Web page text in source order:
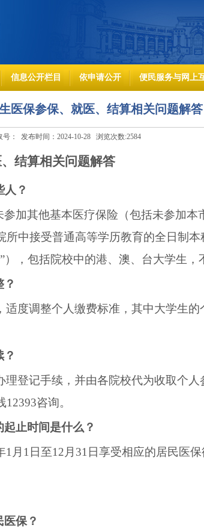
信息公开栏目 依申请公开 便民服务与网上
医保参保、就医、结算相关问题解答
号： 发布时间：2024-10-28 浏览次数:2584
结算相关问题解答
人？
加其他基本医疗保险（包括未参加本
所中接受普通高等学历教育的全日制
，包括院校中的港、澳、台大学生，
度调整个人缴费标准，其中大学生
登记手续，并由各院校代为收取个
12393咨询。
止时间是什么？
1 月 1 日至12 月 31 日享受相应的居民医
保？